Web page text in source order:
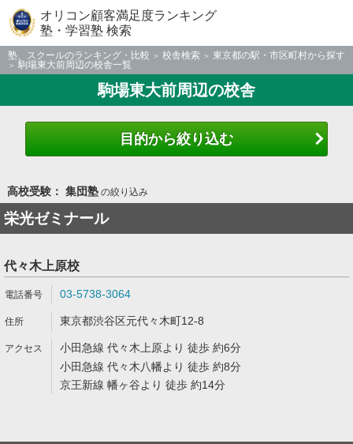
オリコン顧客満足度ランキング
塾・学習塾 検索
塾、スクールのランキング・比較 校舎検索
東京都の駅・市区町村から探す
駒場東大前周辺の校舎一覧
駒場東大前周辺の校舎
目的から絞り込む
高校受験： 集団塾の絞り込み
栄光ゼミナール
代々木上原校
03-5738-3064
東京都渋谷区元代々木町12-8
小田急線 代々木上原より 徒歩 約6分
小田急線 代々木八幡より 徒歩 約8分
京王新線 幡ヶ谷より 徒歩 約14分